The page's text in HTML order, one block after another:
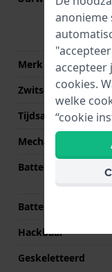
Merk uurwerk
Zwitsers uurwerk
Tijdsaanduiding
Mechanisme
Batterij
Batterijduur
Hackbaar
Geskeletteerd
anonieme
accepteer
cookies.
welke
“cookie